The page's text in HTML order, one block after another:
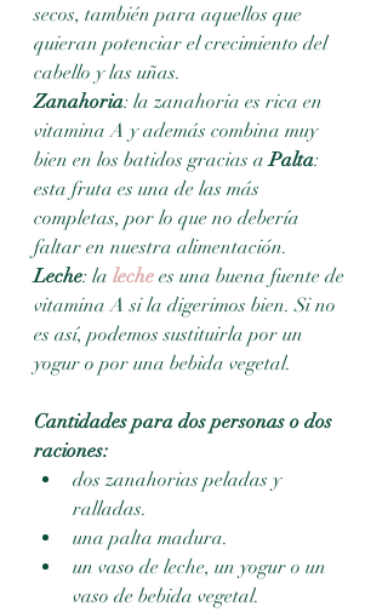
secos, también para aquellos que
quieran potenciar el crecimiento del
cabello y las uñas.
Zanahoria: la zanahoria es rica en
vitamina A y además combina muy
bien en los batidos gracias a Palta:
esta fruta es una de las más
completas, por lo que no debería
faltar en nuestra alimentación.
Leche: la leche es una buena fuente de
vitamina A si la digerimos bien. Si no
es así, podemos sustituirla por un
yogur o por una bebida vegetal.
Cantidades para dos personas o dos
raciones:
dos zanahorias peladas y
ralladas.
una palta madura.
un vaso de leche, un yogur o un